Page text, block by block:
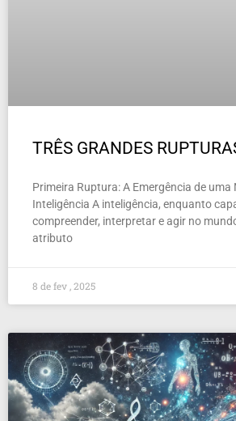
TRÊS GRANDES
Primeira Ruptura: A Emergência de uma
Inteligência A inteligência, enquanto
compreender, interpretar e agir no
atributo
8 de fev , 2025